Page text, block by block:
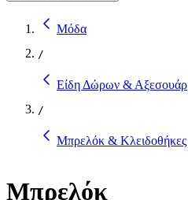
Μόδα
/
Είδη Δώρων & Αξεσουάρ
/
Μπρελόκ & Κλειδοθήκες
Μπρελόκ